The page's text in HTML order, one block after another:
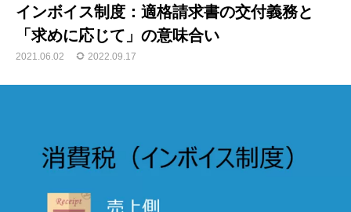
インボイス制度：適格請求書の交付義務と
「求めに応じて」の意味合い
2021.06.02 2022.09.17